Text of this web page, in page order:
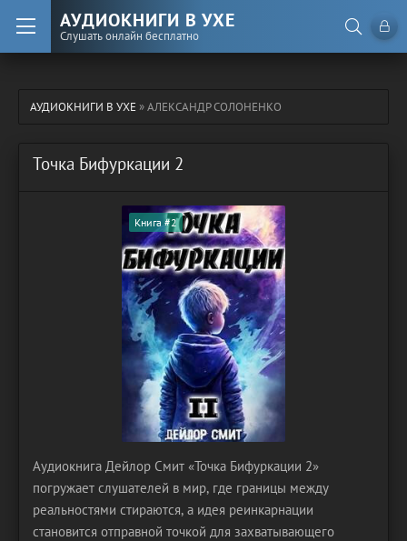
АУДИОКНИГИ В УХЕ
Слушать онлайн бесплатно
АУДИОКНИГИ В УХЕ» АЛЕКСАНДР СОЛОНЕНКО
Точка Бифуркации 2
Книга #2
Аудиокнига Дейлор Смит «Точка Бифуркации 2»
погружает слушателей в мир, где границы между
реальностями стираются, а идея реинкарнации
становится отправной точкой для захватывающего